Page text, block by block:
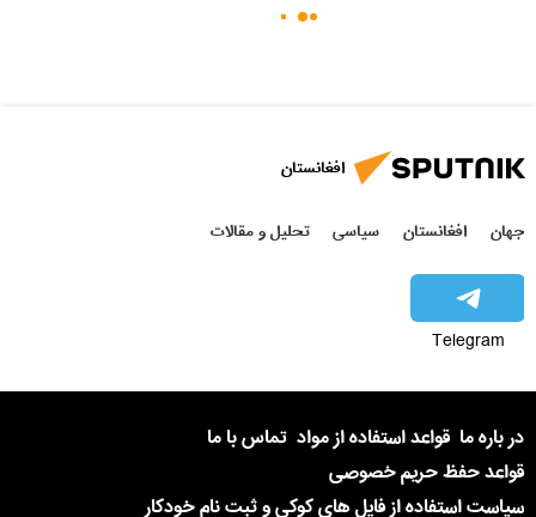
افغانستان
جهان افغانستان سیاسی تحلیل و مقالات
Telegram
در باره ما قواعد استفاده از مواد تماس با ما
قواعد حفظ حریم خصوصی
سیاست استفاده از فایل های کوکی و ثبت نام خودکار